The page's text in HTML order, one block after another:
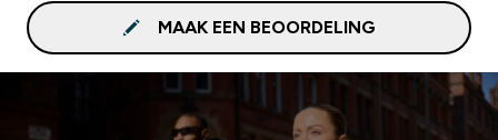
MAAK EEN BEOORDELING